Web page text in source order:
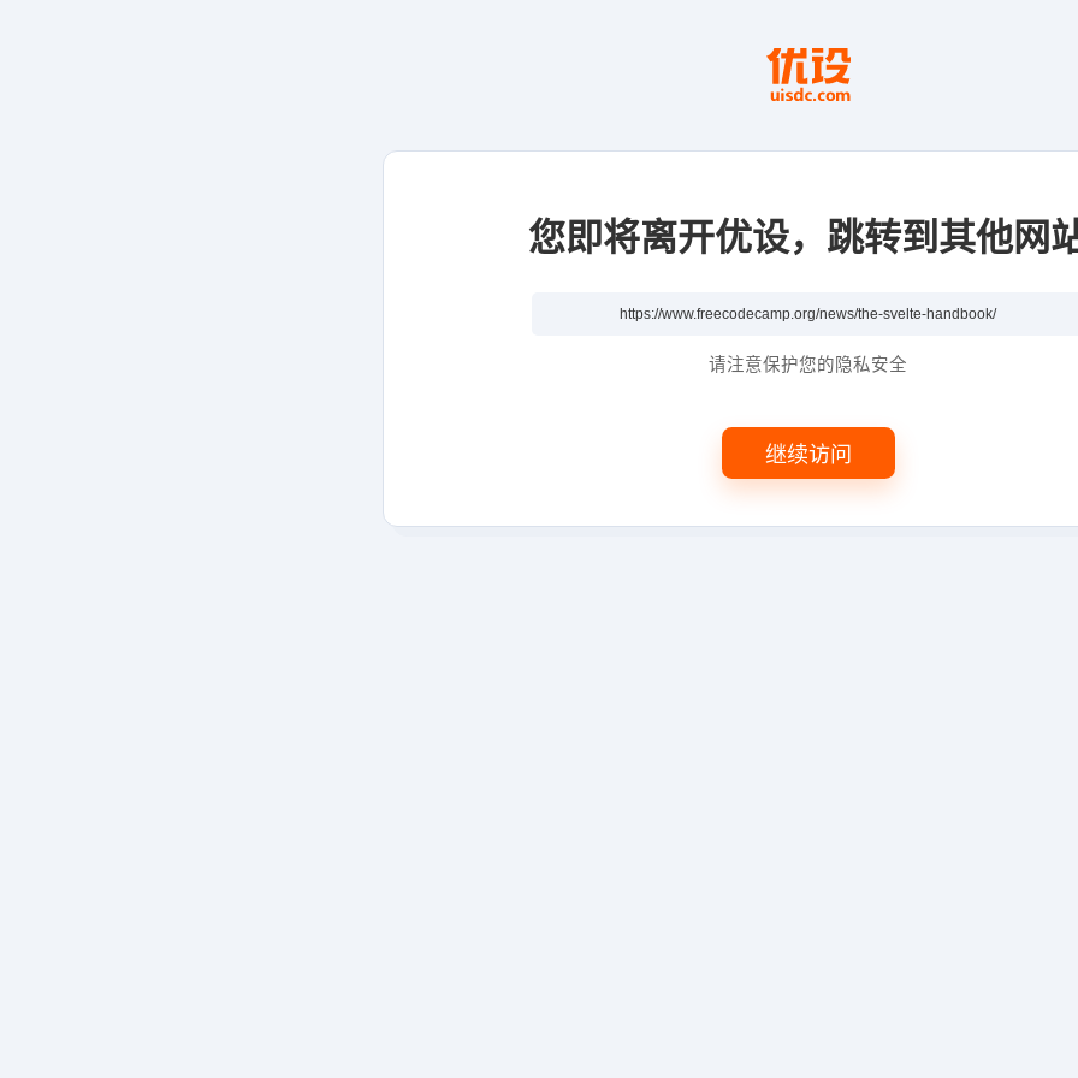
您即将离开优设，跳转到其他网
请注意保护您的隐私安全
继续访问